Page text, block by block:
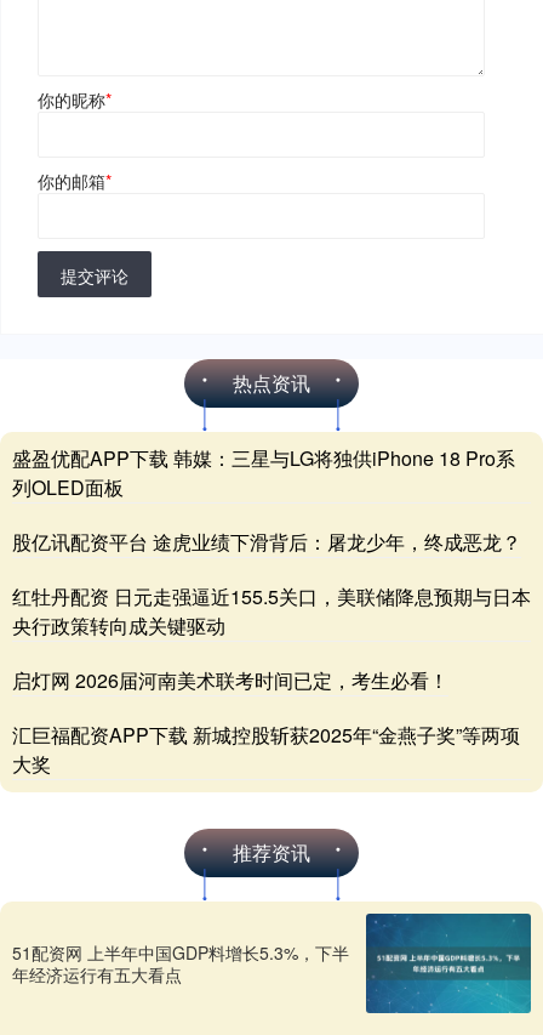
你的昵称*
你的邮箱*
提交评论
热点资讯
盛盈优配APP下载 韩媒：三星与LG将独供iPhone 18 Pro系
列OLED面板
股亿讯配资平台 途虎业绩下滑背后：屠龙少年，终成恶龙？
红牡丹配资 日元走强逼近155.5关口，美联储降息预期与日本
央行政策转向成关键驱动
启灯网 2026届河南美术联考时间已定，考生必看！
汇巨福配资APP下载 新城控股斩获2025年“金燕子奖”等两项
大奖
推荐资讯
51配资网 上半年中国GDP料增长5.3%，下半
年经济运行有五大看点